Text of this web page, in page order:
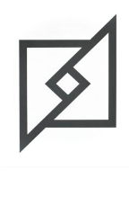
Skip
content